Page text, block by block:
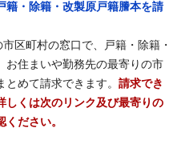
籍・除籍・改製原戸籍謄本を請
区町村の窓口で、戸籍・除籍・
お住まいや勤務先の最寄りの市
めて請求できます。 請求でき
しくは次のリンク及び最寄りの
ださい。